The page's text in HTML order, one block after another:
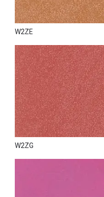
W2ZE
W2ZG